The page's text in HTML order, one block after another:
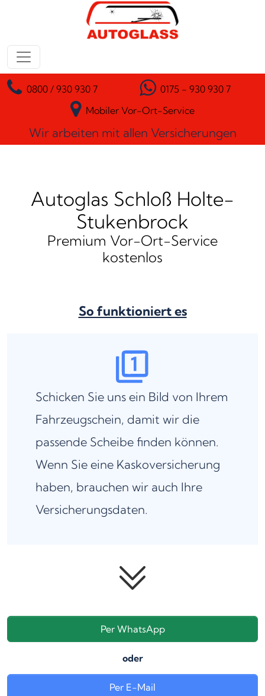
Zum Inhalt springen
Hauptnavigation
0800 / 930 930 7
0175 - 930 930 7
Mobiler Vor-Ort-Service
Wir arbeiten mit allen Versicherungen
Autoglas Schloß Holte-
Stukenbrock
Premium Vor-Ort-Service
kostenlos
So funktioniert es
Schicken Sie uns ein Bild von Ihrem
Fahrzeugschein, damit wir die
passende Scheibe finden können.
Wenn Sie eine Kaskoversicherung
haben, brauchen wir auch Ihre
Versicherungsdaten.
Per WhatsApp
oder
Per E-Mail